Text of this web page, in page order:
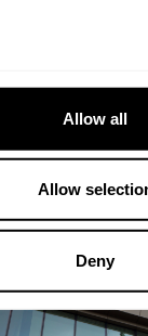
Allow all
Allow
Deny
sind ein
die nicht nur
den
in
um
zu finden.